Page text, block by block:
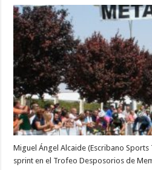
Miguel Ángel Alcaide (Escribano Sports
sprint en el Trofeo Desposorios de